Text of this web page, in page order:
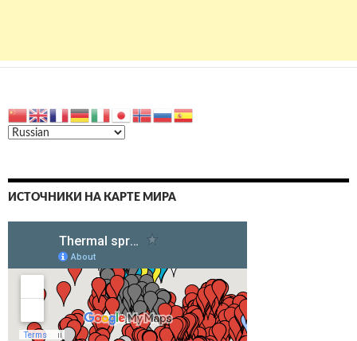
ИСТОЧНИКИ НА КАРТЕ МИРА